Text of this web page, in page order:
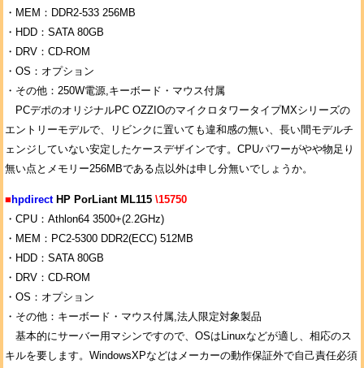
・MEM：DDR2-533 256MB
・HDD：SATA 80GB
・DRV：CD-ROM
・OS：オプション
・その他：250W電源,キーボード・マウス付属
PCデポのオリジナルPC OZZIOのマイクロタワータイプMXシリーズの
エントリーモデルで、リビンクに置いても違和感の無い、長い間モデルチ
ェンジしていない安定したケースデザインです。CPUパワーがやや物足り
無い点とメモリー256MBである点以外は申し分無いでしょうか。
■ hpdirectHP PorLiant ML115 \15750
・CPU：Athlon64 3500+(2.2GHz)
・MEM：PC2-5300 DDR2(ECC) 512MB
・HDD：SATA 80GB
・DRV：CD-ROM
・OS：オプション
・その他：キーボード・マウス付属,法人限定対象製品
基本的にサーバー用マシンですので、OSはLinuxなどが適し、相応のス
キルを要します。WindowsXPなどはメーカーの動作保証外で自己責任必須